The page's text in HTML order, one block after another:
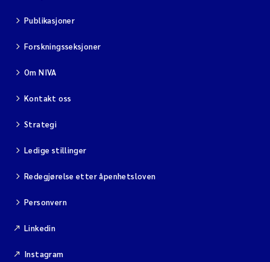
Publikasjoner
Forskningsseksjoner
Om NIVA
Kontakt oss
Strategi
Ledige stillinger
Redegjørelse etter åpenhetsloven
Personvern
Linkedin
Instagram